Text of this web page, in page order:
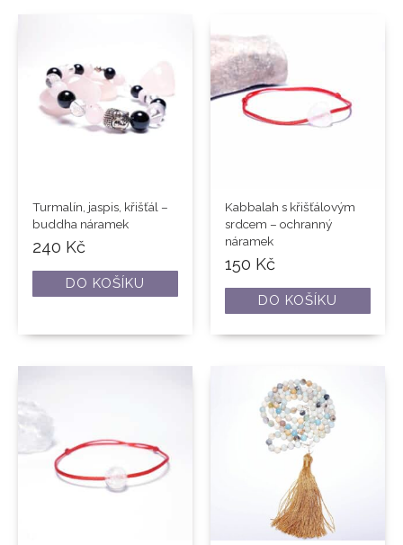
Turmalín, jaspis, křišťál –
buddha náramek
240 Kč
DO KOŠÍKU
Kabbalah s křišťálovým
srdcem – ochranný
náramek
150 Kč
DO KOŠÍKU